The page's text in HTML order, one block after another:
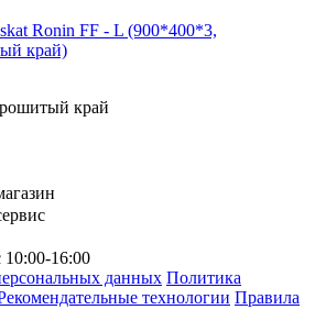
Ronin FF - L (900*400*3,
край)
край
10:00-16:00
данных Политика
технологии Правила